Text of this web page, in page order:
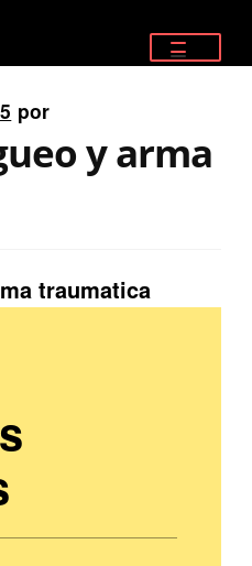
por
y arma
traumatica